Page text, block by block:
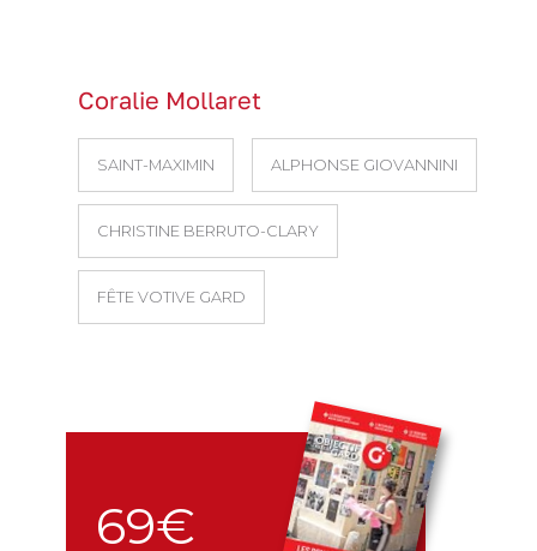
Coralie Mollaret
SAINT-MAXIMIN ALPHONSE GIOVANNINI
CHRISTINE BERRUTO-CLARY
FÊTE VOTIVE GARD
69€